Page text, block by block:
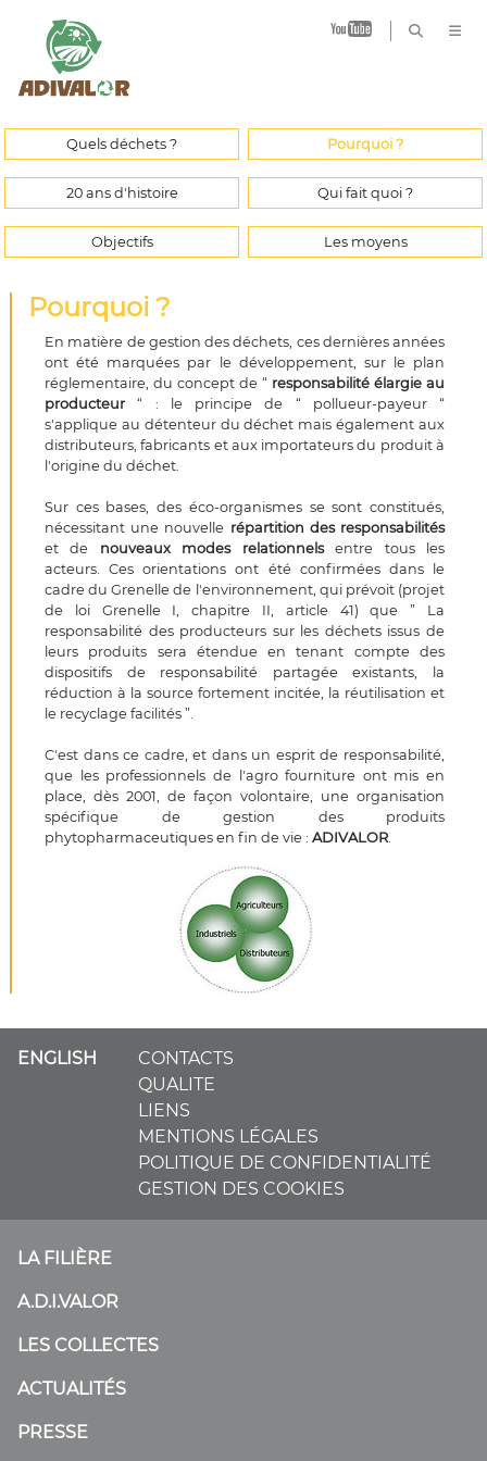
B
Quels déchets ? Pourquoi ?
20 ans d'histoire Qui fait quoi ?
Objectifs Les moyens
Pourquoi ?
En matière de gestion des déchets, ces dernières années
ont été marquées par le développement, sur le plan
réglementaire, du concept de “ responsabilité élargie au
producteur“ : le principe de “ pollueur-payeur “
s'applique au détenteur du déchet mais également aux
distributeurs, fabricants et aux importateurs du produit à
l'origine du déchet.
Sur ces bases, des éco-organismes se sont constitués,
nécessitant une nouvelle répartition des responsabilités
et de nouveaux modes relationnelsentre tous les
acteurs. Ces orientations ont été confirmées dans le
cadre du Grenelle de l'environnement, qui prévoit (projet
de loi Grenelle I, chapitre II, article 41) que ” La
responsabilité des producteurs sur les déchets issus de
leurs produits sera étendue en tenant compte des
dispositifs de responsabilité partagée existants, la
réduction à la source fortement incitée, la réutilisation et
le recyclage facilités ”.
C'est dans ce cadre, et dans un esprit de responsabilité,
que les professionnels de l'agro fourniture ont mis en
place, dès 2001, de façon volontaire, une organisation
spécifique de gestion des produits
phytopharmaceutiques en fin de vie : ADIVALOR
ENGLISH
CONTACTS
QUALITE
LIENS
MENTIONS LÉGALES
POLITIQUE DE CONFIDENTIALITÉ
GESTION DES COOKIES
LA FILIÈRE
A.D.I.VALOR
LES COLLECTES
ACTUALITÉS
PRESSE